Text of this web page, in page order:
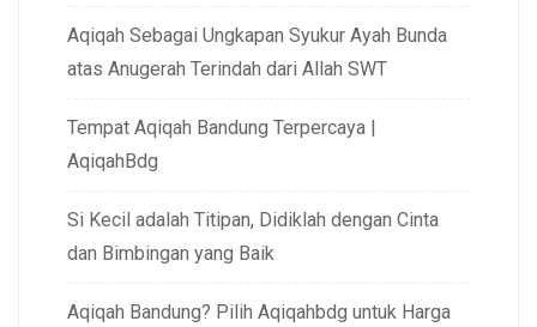
Aqiqah Sebagai Ungkapan Syukur Ayah Bunda
atas Anugerah Terindah dari Allah SWT
Tempat Aqiqah Bandung Terpercaya |
AqiqahBdg
Si Kecil adalah Titipan, Didiklah dengan Cinta
dan Bimbingan yang Baik
Aqiqah Bandung? Pilih Aqiqahbdg untuk Harga